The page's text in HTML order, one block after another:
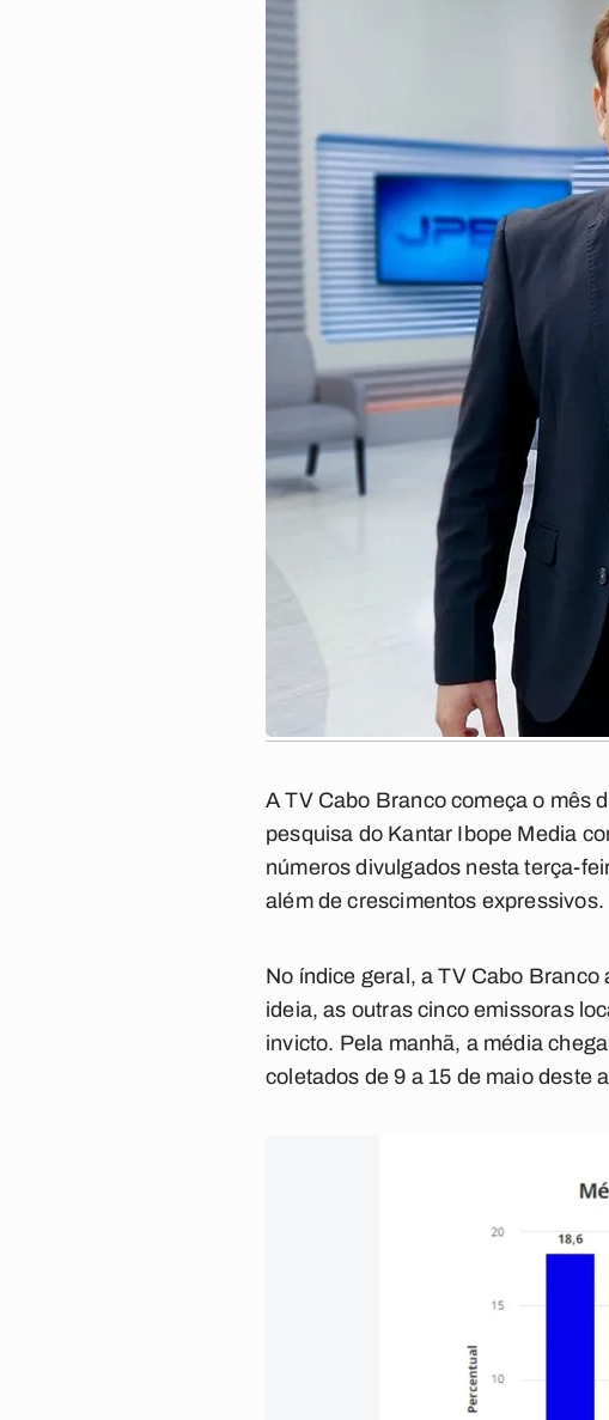
A TV Cabo Branco começa o mês
pesquisa do Kantar Ibope Media
números divulgados nesta terça-
além de crescimentos expressivos.
No índice geral, a TV Cabo
ideia, as outras cinco emissoras
invicto. Pela manhã, a média
coletados de 9 a 15 de maio deste